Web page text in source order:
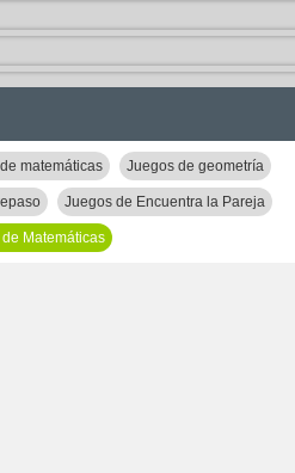
matemáticas Juegos de geometría
Juegos de Encuentra la Pareja
Matemáticas